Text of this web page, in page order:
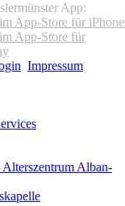
App:
App-Store für
App-Store für
Impressum
Alban-